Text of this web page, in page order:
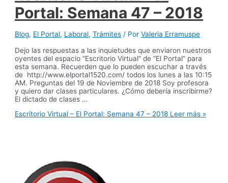
Portal: Semana 47 – 2018
Blog, El Portal, Laboral,Trámites / PorValeria Erramuspe
Dejo las respuestas a las inquietudes que enviaron nuestros
oyentes del espacio “Escritorio Virtual” de “El Portal” para
esta semana. Recuerden que lo pueden escuchar a través
de http://www.elportal1520.com/ todos los lunes a las 10:15
AM. Preguntas del 19 de Noviembre de 2018 Soy profesora
y quiero dar clases particulares. ¿Cómo debería inscribirme?
El dictado de clases …
Escritorio Virtual – El Portal: Semana 47 – 2018 Leer más »